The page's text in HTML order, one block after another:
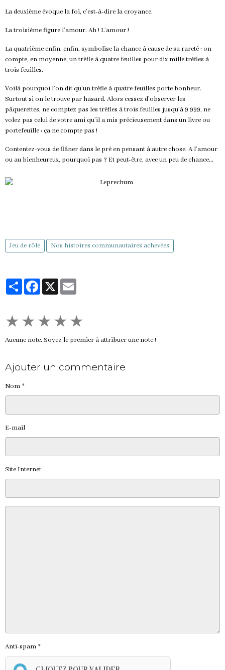
La deuxième évoque la foi, c’est-à-dire la croyance.
La troisième figure l’amour. Ah ! L’amour !
La quatrième enfin, enfin, symbolise la chance à cause de sa rareté : on
compte, en moyenne, un trèfle à quatre feuilles pour dix mille trèfles à
trois feuilles.
Voilà pourquoi l’on dit qu’un trèfle à quatre feuilles porte bonheur.
Surtout si on le trouve par hasard. Alors cessez d’observer les
pâquerettes, ne comptez pas les trèfles à trois feuilles jusqu’à 9 999, ne
volez pas celui de votre ami qu’il a mis précieusement dans un livre ou
portefeuille : ça ne compte pas !
Contentez-vous de flâner dans le pré en pensant à autre chose. A l’amour
ou au bienheureux, pourquoi pas ? Et peut-être, avec un peu de chance...
Jeu de rôle Nos histoires communautaires achevées
PartagerFacebook
X
★ ★ ★ ★ ★
Aucune note. Soyez le premier à attribuer une note !
Ajouter un commentaire
Nom
E-mail
Site Internet
Anti-spam